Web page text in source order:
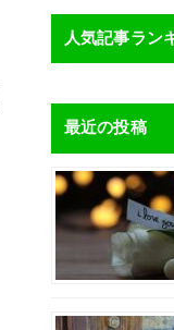
人気記事ラン
最近の投稿